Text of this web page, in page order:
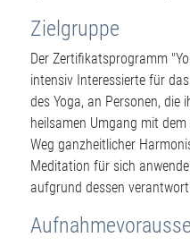
Zielgruppe
Der Zertifikatsprogramm
intensiv Interessierte für
des Yoga, an Personen, die
heilsamen Umgang mit
Weg ganzheitlicher
Meditation für sich
aufgrund dessen